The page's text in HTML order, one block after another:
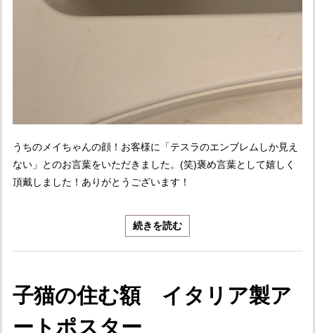
うちのメイちゃんの顔！お客様に「テスラのエンブレムしか見え
ない」とのお言葉をいただきました。(笑)褒め言葉として嬉しく
頂戴しました！ありがとうございます！
続きを読む
子猫の住む額 イタリア製ア
ートポスター